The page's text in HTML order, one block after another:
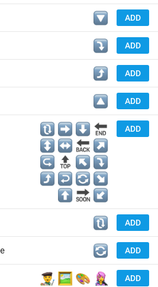
ADD
ADD
ADD
ADD
ADD
ADD
ADD
ADD